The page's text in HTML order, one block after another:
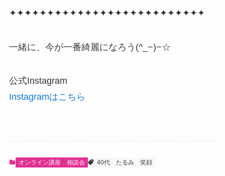
✦✦✦✦✦✦✦✦✦✦✦✦✦✦✦✦✦✦✦✦✦✦✦✦✦✦
一緒に、今が一番綺麗になろう(^_−)−☆
公式Instagram
Instagramはこちら
オンライン講座 相談会 40代 たるみ 笑顔